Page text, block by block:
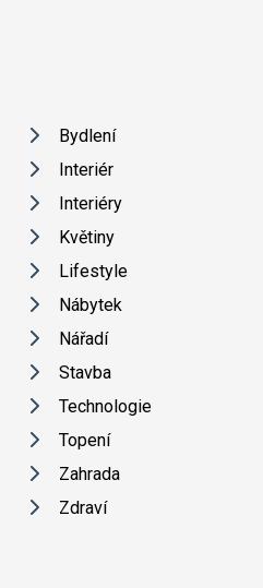
Bydlení
Interiér
Interiéry
Květiny
Lifestyle
Nábytek
Nářadí
Stavba
Technologie
Topení
Zahrada
Zdraví